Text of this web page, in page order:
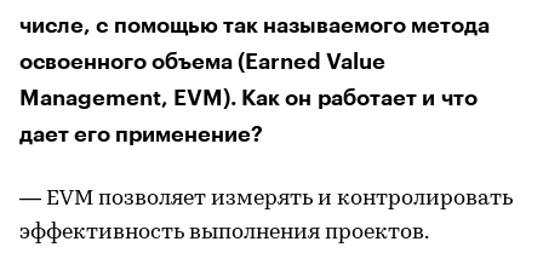
числе, с помощью так называемого метода
освоенного объема (Earned Value
Management, EVM). Как он работает и что
дает его применение?
— EVM позволяет измерять и контролировать
эффективность выполнения проектов.